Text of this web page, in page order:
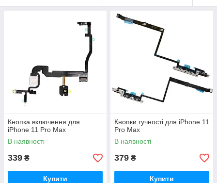
Кнопка включення для
iPhone 11 Pro Max
В наявності
339 ₴
Купити
Кнопки гучності для iPhone 11
Pro Max
В наявності
379 ₴
Купити